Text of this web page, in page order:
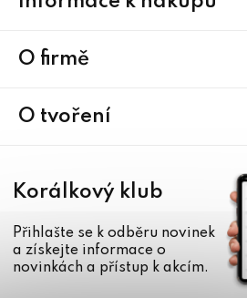
O firmě
O tvoření
Korálkový klub
Přihlašte se k odběru novinek
a získejte informace o
novinkách a přístup k akcím.